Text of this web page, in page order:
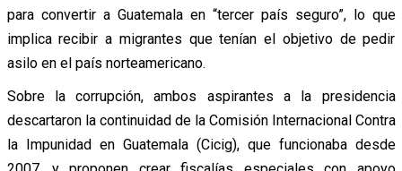
para convertir a Guatemala en “tercer país seguro”, lo que
implica recibir a migrantes que tenían el objetivo de pedir
asilo en el país norteamericano.
Sobre la corrupción, ambos aspirantes a la presidencia
descartaron la continuidad de la Comisión Internacional Contra
la Impunidad en Guatemala (Cicig), que funcionaba desde